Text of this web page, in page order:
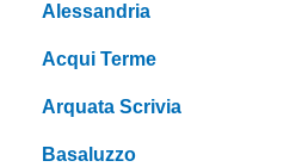
Alessandria
Acqui Terme
Arquata Scrivia
Basaluzzo